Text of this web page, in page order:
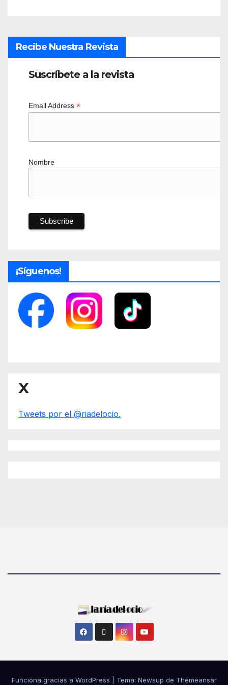
Recibe Nuestra Revista
Suscríbete a la revista
Email Address *
Nombre
¡Síguenos!
X
Tweets por el @riadelocio.
Funciona gracias a WordPress Tema: Newsup de Themeansar